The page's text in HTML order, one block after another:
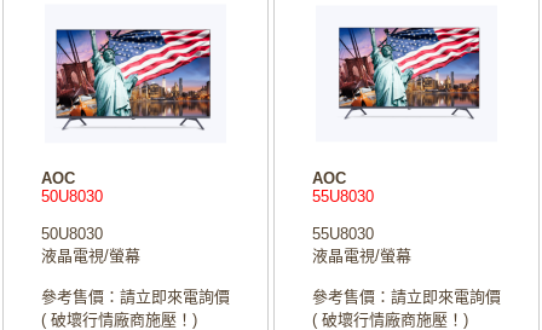
AOC
50U8030
50U8030
液晶電視/螢幕
參考售價：請立即來電詢價
( 破壞行情廠商施壓！)
AOC
55U8030
55U8030
液晶電視/螢幕
參考售價：請立即來電詢價
( 破壞行情廠商施壓！)